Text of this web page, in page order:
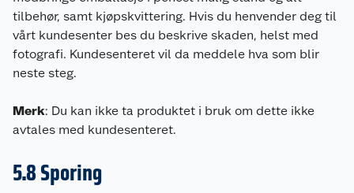
tilbehør, samt kjøpskvittering. Hvis du henvender deg til
vårt kundesenter bes du beskrive skaden, helst med
fotografi. Kundesenteret vil da meddele hva som blir
neste steg.
Merk: Du kan ikke ta produktet i bruk om dette ikke
avtales med kundesenteret.
5.8 Sporing